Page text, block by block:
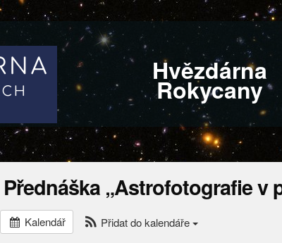
Hvězdárna
Rokycany
Přednáška „Astrofotografie v
Kalendář Přidat do kalendáře